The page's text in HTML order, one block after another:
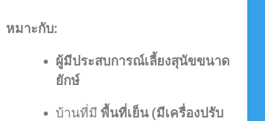
หมาะกับ:
ผู้มีประสบการณ์เลี้ยงสุนัขขนาด
ยักษ์
บ้านที่มี พื้นที่เย็น (มีเครื่องปรับ